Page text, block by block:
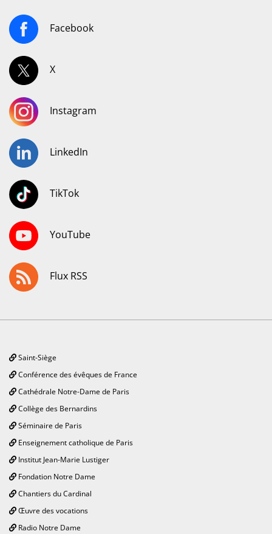
Facebook
X
Instagram
LinkedIn
TikTok
YouTube
Flux RSS
Saint-Siège
Conférence des évêques de France
Cathédrale Notre-Dame de Paris
Collège des Bernardins
Séminaire de Paris
Enseignement catholique de Paris
Institut Jean-Marie Lustiger
Fondation Notre Dame
Chantiers du Cardinal
Œuvre des vocations
Radio Notre Dame